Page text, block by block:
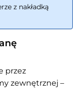
z nakładką
przez
zewnętrznej –